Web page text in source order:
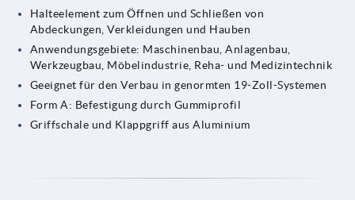
Halteelement zum Öffnen und Schließen von
Abdeckungen, Verkleidungen und Hauben
Anwendungsgebiete: Maschinenbau, Anlagenbau,
Werkzeugbau, Möbelindustrie, Reha- und Medizintechnik
Geeignet für den Verbau in genormten 19-Zoll-Systemen
Form A: Befestigung durch Gummiprofil
Griffschale und Klappgriff aus Aluminium